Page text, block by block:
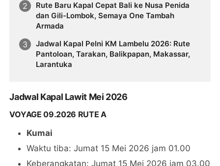
Rute Baru Kapal Cepat Bali ke Nusa Penida
dan Gili-Lombok, Semaya One Tambah
Armada
Jadwal Kapal Pelni KM Lambelu 2026: Rute
Pantoloan, Tarakan, Balikpapan, Makassar,
Larantuka
Jadwal Kapal Lawit Mei 2026
VOYAGE 09.2026 RUTE A
Kumai
Waktu tiba: Jumat 15 Mei 2026 jam 01.00
Keberangkatan: Jumat 15 Mei 2026 jam 03.00